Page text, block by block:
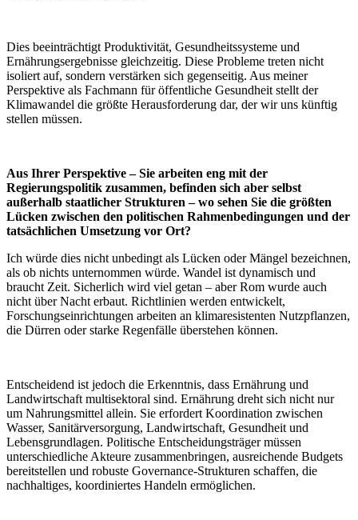
Dies beeinträchtigt Produktivität, Gesundheitssysteme und
Ernährungsergebnisse gleichzeitig. Diese Probleme treten nicht
isoliert auf, sondern verstärken sich gegenseitig. Aus meiner
Perspektive als Fachmann für öffentliche Gesundheit stellt der
Klimawandel die größte Herausforderung dar, der wir uns künftig
stellen müssen.
Aus Ihrer Perspektive – Sie arbeiten eng mit der
Regierungspolitik zusammen, befinden sich aber selbst
außerhalb staatlicher Strukturen – wo sehen Sie die größten
Lücken zwischen den politischen Rahmenbedingungen und der
tatsächlichen Umsetzung vor Ort?
Ich würde dies nicht unbedingt als Lücken oder Mängel bezeichnen,
als ob nichts unternommen würde. Wandel ist dynamisch und
braucht Zeit. Sicherlich wird viel getan – aber Rom wurde auch
nicht über Nacht erbaut. Richtlinien werden entwickelt,
Forschungseinrichtungen arbeiten an klimaresistenten Nutzpflanzen,
die Dürren oder starke Regenfälle überstehen können.
Entscheidend ist jedoch die Erkenntnis, dass Ernährung und
Landwirtschaft multisektoral sind. Ernährung dreht sich nicht nur
um Nahrungsmittel allein. Sie erfordert Koordination zwischen
Wasser, Sanitärversorgung, Landwirtschaft, Gesundheit und
Lebensgrundlagen. Politische Entscheidungsträger müssen
unterschiedliche Akteure zusammenbringen, ausreichende Budgets
bereitstellen und robuste Governance-Strukturen schaffen, die
nachhaltiges, koordiniertes Handeln ermöglichen.